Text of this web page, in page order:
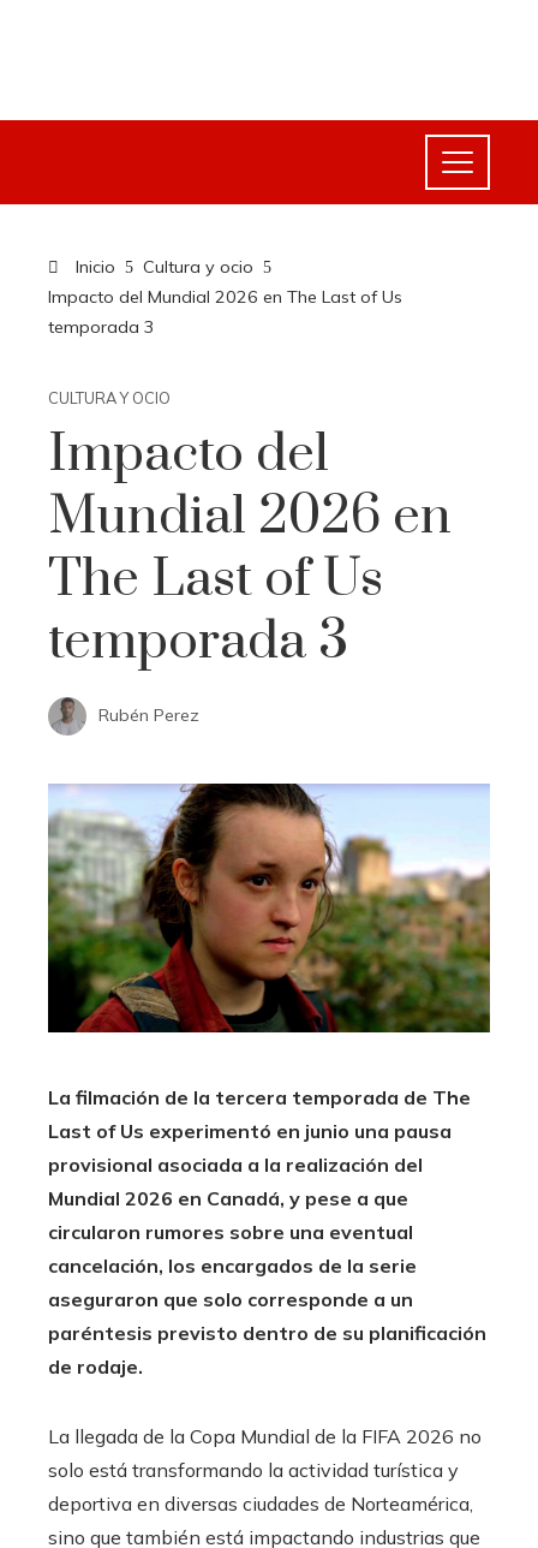
Inicio
Cultura y ocio
Impacto del Mundial 2026 en The Last of Us
temporada 3
CULTURA Y OCIO
Impacto del
Mundial 2026 en
The Last of Us
temporada 3
Rubén Perez
La filmación de la tercera temporada de The
Last of Us experimentó en junio una pausa
provisional asociada a la realización del
Mundial 2026 en Canadá, y pese a que
circularon rumores sobre una eventual
cancelación, los encargados de la serie
aseguraron que solo corresponde a un
paréntesis previsto dentro de su planificación
de rodaje.
La llegada de la Copa Mundial de la FIFA 2026 no
solo está transformando la actividad turística y
deportiva en diversas ciudades de Norteamérica,
sino que también está impactando industrias que